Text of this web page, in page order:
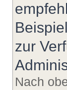
zur
Nach